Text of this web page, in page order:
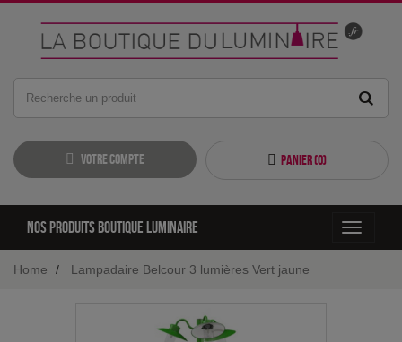
Votre compte Panier (0)
Toggle
Nos produits boutique luminaire
Home Lampadaire Belcour 3 lumières Vert jaune